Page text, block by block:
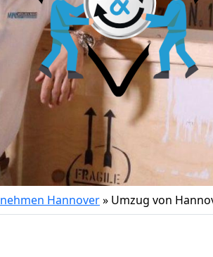
Hannover» Umzug von